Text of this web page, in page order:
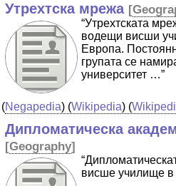
Утрехтска мрежа [
“Утрехтската
водещи висши
Европа.
групата се
университет …”
(Negapedia) (Wikipedia) (
Дипломатическа
[Geography]
висше училище